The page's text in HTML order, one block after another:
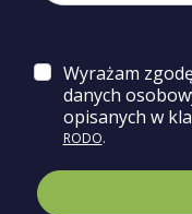
Wyrażam
danych
opisanych w
RODO.